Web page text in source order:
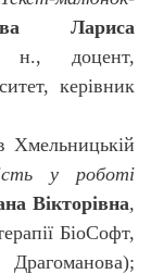
Лариса
доцент,
керівник
Хмельницькій
у роботі
Вікторівна,
БіоСофт,
Драгоманова);